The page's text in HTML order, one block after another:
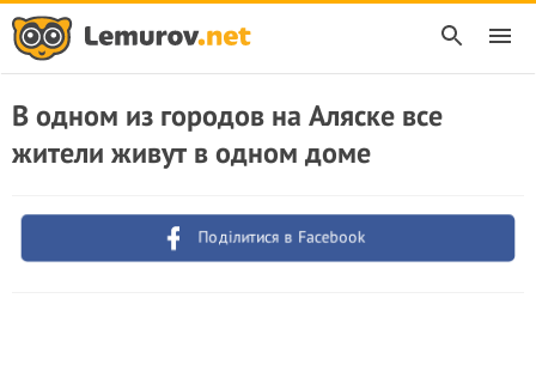
В одном из городов на Аляске все
жители живут в одном доме
Поділитися в Facebook